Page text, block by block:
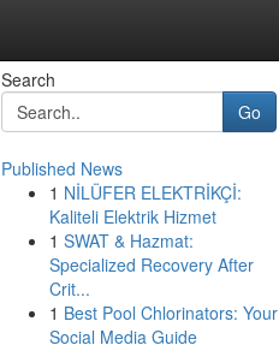
Search
Go
Published News
1 NİLÜFER ELEKTRİKÇİ:
Kaliteli Elektrik Hizmet
1 SWAT & Hazmat:
Specialized Recovery After
Crit...
1 Best Pool Chlorinators: Your
Social Media Guide